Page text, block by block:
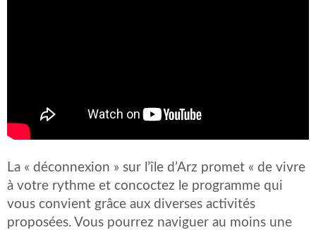
La « déconnexion » sur l’île d’Arz promet « de vivre
à votre rythme et concoctez le programme qui
vous convient grâce aux diverses activités
proposées. Vous pourrez naviguer au moins une